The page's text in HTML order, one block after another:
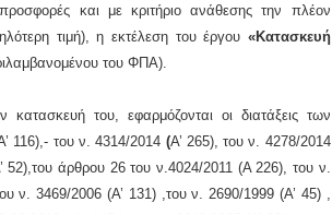
και με κριτήριο ανάθεσης την πλέον
τιμή),η εκτέλεση του έργου «Κατασκευή
του ΦΠΑ).
του, εφαρμόζονται οι διατάξεις των
116),- του ν. 4314/2014 (Α’ 265), του ν. 4278/2014
52) ,του άρθρου 26 του ν.4024/2011 (Α 226), του ν.
ν. 3469/2006 (Α’ 131) ,του ν. 2690/1999 (Α’ 45) ,